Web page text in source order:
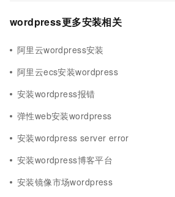
wordpress更多安装相关
阿里云wordpress安装
阿里云ecs安装wordpress
安装wordpress报错
弹性web安装wordpress
安装wordpress server error
安装wordpress博客平台
安装镜像市场wordpress